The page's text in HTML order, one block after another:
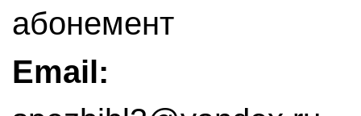
абонемент
Email: